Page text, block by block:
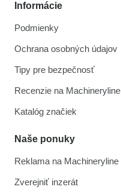
Informácie
Podmienky
Ochrana osobných údajov
Tipy pre bezpečnosť
Recenzie na Machineryline
Katalóg značiek
Naše ponuky
Reklama na Machineryline
Zverejniť inzerát